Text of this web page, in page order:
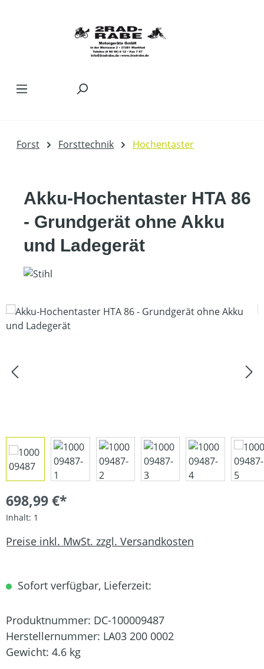
Forst Forsttechnik Hochentaster
Akku-Hochentaster HTA 86
- Grundgerät ohne Akku
und Ladegerät
Bildergalerie überspringen
698,99 €*
Inhalt: 1
Preise inkl. MwSt. zzgl. Versandkosten
Sofort verfügbar, Lieferzeit:
Produktnummer: DC-100009487
Herstellernummer: LA03 200 0002
Gewicht: 4.6 kg